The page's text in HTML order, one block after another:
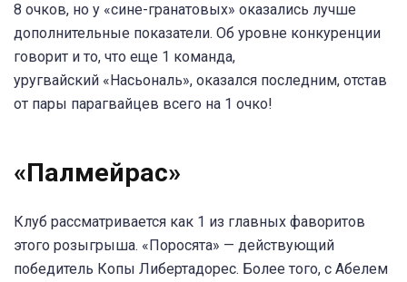
8 очков, но у «сине-гранатовых» оказались лучше
дополнительные показатели. Об уровне конкуренции
говорит и то, что еще 1 команда,
уругвайский «Насьональ», оказался последним, отстав
от пары парагвайцев всего на 1 очко!
«Палмейрас»
Клуб рассматривается как 1 из главных фаворитов
этого розыгрыша. «Поросята» — действующий
победитель Копы Либертадорес. Более того, с Абелем